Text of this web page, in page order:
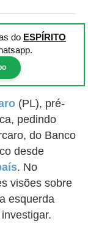
do ESPÍRITO
(PL), pré-
pedindo
do Banco
desde
. No
visões sobre
esquerda